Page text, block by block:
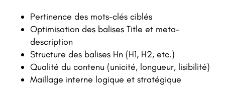
Pertinence des mots-clés ciblés
Optimisation des balises Title et meta-
description
Structure des balises Hn (H1, H2, etc.)
Qualité du contenu (unicité, longueur, lisibilité)
Maillage interne logique et stratégique